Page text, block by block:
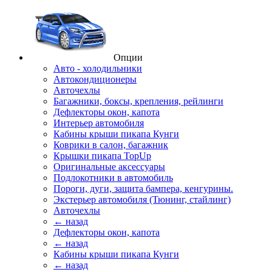
Опции
Авто - холодильники
Автокондиционеры
Авточехлы
Багажники, боксы, крепления, рейлинги
Дефлекторы окон, капота
Интерьер автомобиля
Кабины крыши пикапа Кунги
Коврики в салон, багажник
Крышки пикапа TopUp
Оригинальные аксессуары
Подлокотники в автомобиль
Пороги, дуги, защита бампера, кенгурины.
Экстерьер автомобиля (Тюнинг, стайлинг)
Авточехлы
← назад
Дефлекторы окон, капота
← назад
Кабины крыши пикапа Кунги
← назад